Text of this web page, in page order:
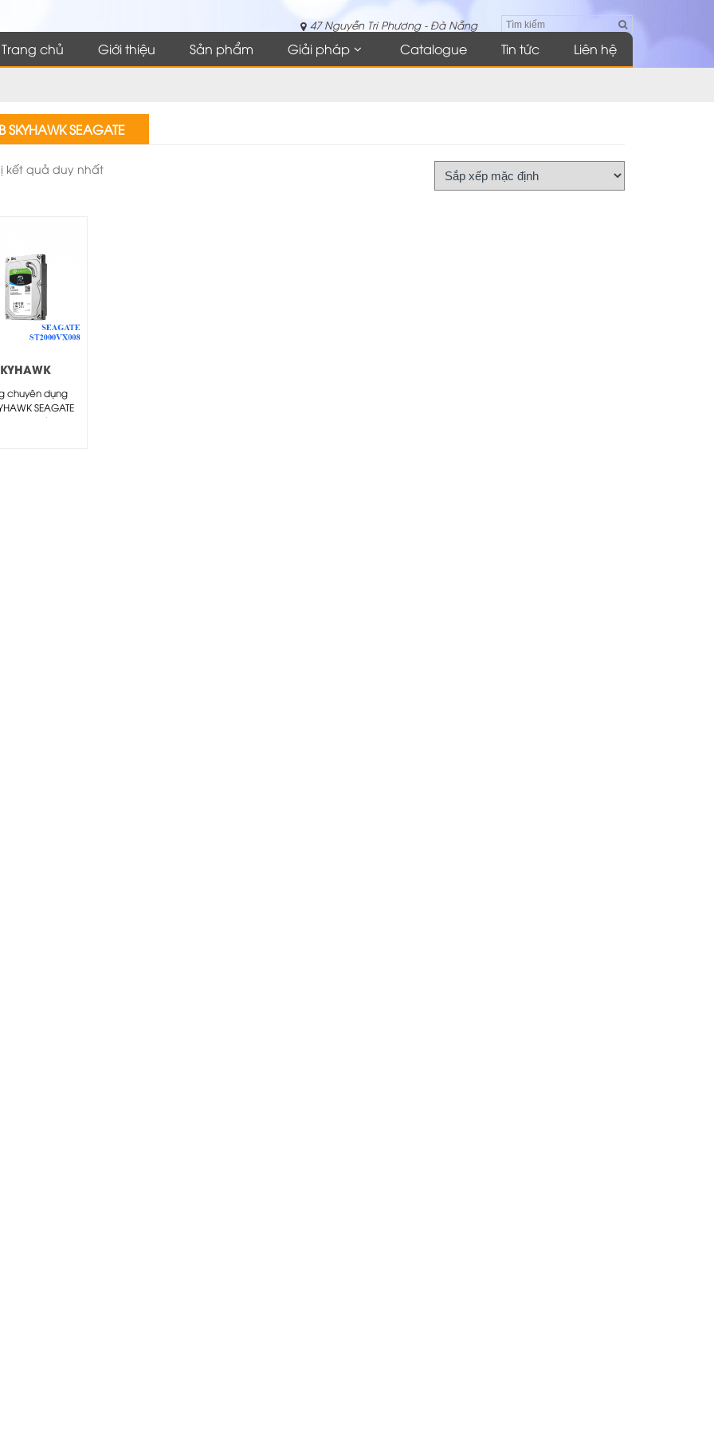
47 Nguyễn Tri Phương - Đà Nẵng
Trang chủ Giới thiệu Sản phẩm Giải pháp Catalogue Tin tức Liên hệ
SKYHAWK SEAGATE
kết quả duy nhất
chuyên dụng
SEAGATE
-Số vòng